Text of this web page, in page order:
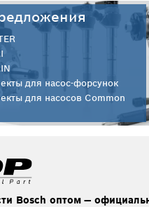
для насос-форсунок
для насосов Common
Bosch оптом —